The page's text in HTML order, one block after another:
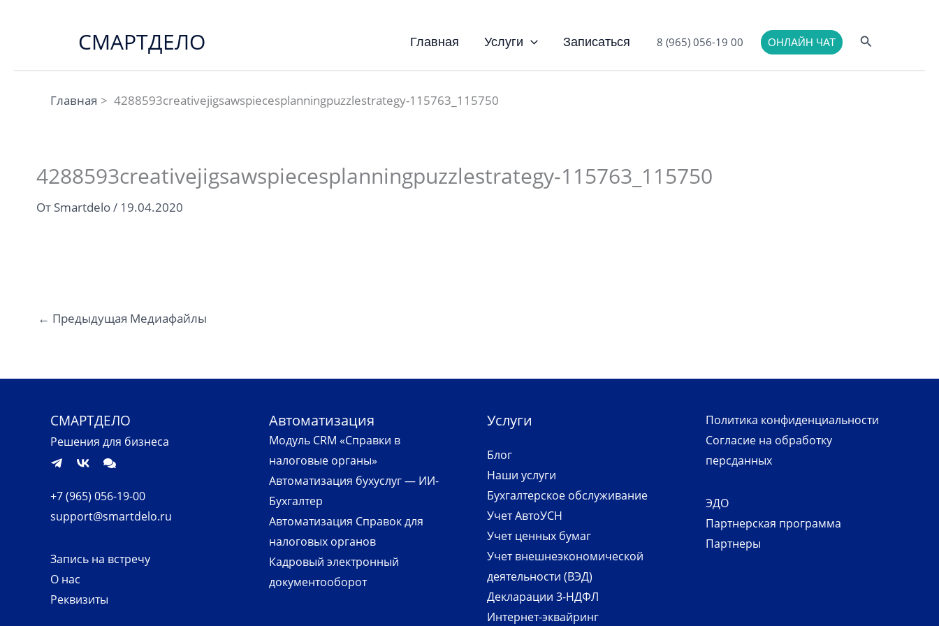
содержимомуСМАРТДЕЛО Главная Услуги Записаться 8 (965) 056-19 00 ОНЛАЙН ЧАТ Поиск
Главная 4288593creativejigsawspiecesplanningpuzzlestrategy-115763_115750
4288593creativejigsawspiecesplanningpuzzlestrategy-115763_115750
От Smartdelo/ 19.04.2020
← Предыдущая Медиафайлы
СМАРТДЕЛО
Решения для бизнеса
+7 (965) 056-19-00
support@smartdelo.ru
Запись на встречу
О нас
Реквизиты
Автоматизация
Модуль CRM «Справки в
налоговые органы»
Автоматизация бухуслуг — ИИ-
Бухгалтер
Автоматизация Справок для
налоговых органов
Кадровый электронный
документооборот
Услуги
Блог
Наши услуги
Бухгалтерское обслуживание
Учет АвтоУСН
Учет ценных бумаг
Учет внешнеэкономической
деятельности (ВЭД)
Декларации 3-НДФЛ
Интернет-эквайринг
Политика конфиденциальности
Согласие на обработку
персданных
ЭДО
Партнерская программа
Партнеры